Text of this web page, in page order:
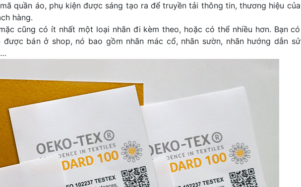
quần áo, phụ kiện được sáng tạo ra để truyền tải thông tin, thương hiệu của
hàng.
cũng có ít nhất một loại nhãn đi kèm theo, hoặc có thể nhiều hơn. Bạn có
bán ở shop, nó bao gồm nhãn mác cổ, nhãn sườn, nhãn hướng dẫn sử